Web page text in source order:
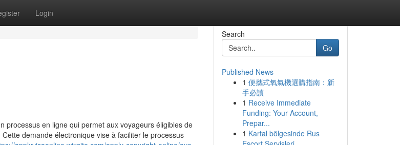
Login
processus en ligne qui permet aux voyageurs éligibles de
demande électronique vise à faciliter le processus
Search
Go
Published News
1 便攜式氧氣機選購指南：新
手必讀
1 Receive Immediate
Funding: Your Account,
Prepar...
1 Kartal bölgesinde Rus